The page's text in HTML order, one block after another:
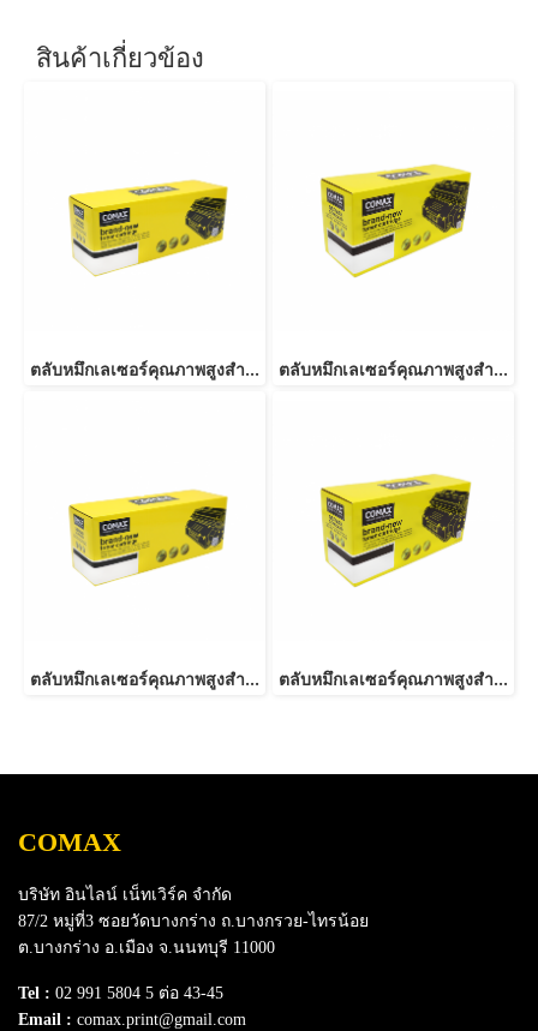
สินค้าเกี่ยวข้อง
ตลับหมึกเลเซอร์คุณภาพสูงสำหรับ SAMSUNG รุ่น MLT-D103S ตลับหมึกเลเซอร์คุณภาพสูงสำหรับ SAMSUNG รุ่น MLT-D103L
ตลับหมึกเลเซอร์คุณภาพสูงสำหรับ SAMSUNG รุ่น MLT-D101S ตลับหมึกเลเซอร์คุณภาพสูงสำหรับ SAMSUNG รุ่น MLT-D116L NEW
COMAX
บริษัท อินไลน์ เน็ทเวิร์ค จำกัด
87/2 หมู่ที่3 ซอยวัดบางกร่าง ถ.บางกรวย-ไทรน้อย
ต.บางกร่าง อ.เมือง จ.นนทบุรี 11000
Tel : 02 991 5804 5 ต่อ 43-45
Email : comax.print@gmail.com